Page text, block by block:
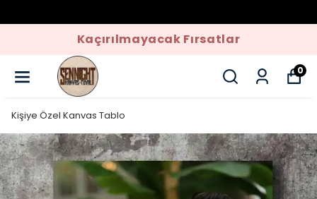
Kaçırılmayacak Fırsatlar
0
Kişiye Özel Kanvas Tablo